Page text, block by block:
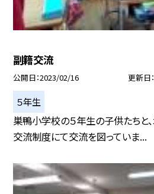
副籍交流
公開日 2023/02/16 更新日
５年生
巣鴨小学校の５年生の子供たちと
交流制度にて交流を図っていま...